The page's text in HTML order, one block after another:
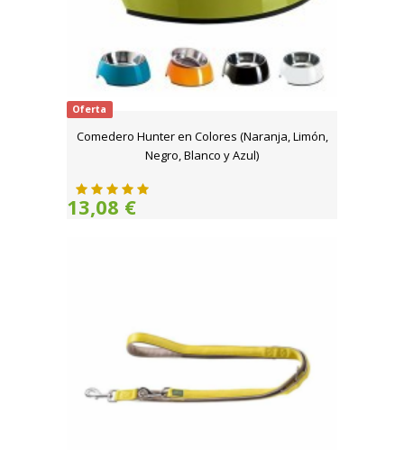
Oferta
Comedero Hunter en Colores (Naranja, Limón,
Negro, Blanco y Azul)
13,08 €